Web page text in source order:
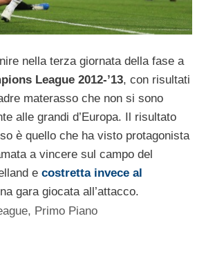
nella terza giornata della fase a
League 2012-’13, con risultati
materasso che non si sono
alle grandi d’Europa. Il risultato
è quello che ha visto protagonista
a vincere sul campo del
e costretta invece al
gara giocata all’attacco.
, Primo Piano